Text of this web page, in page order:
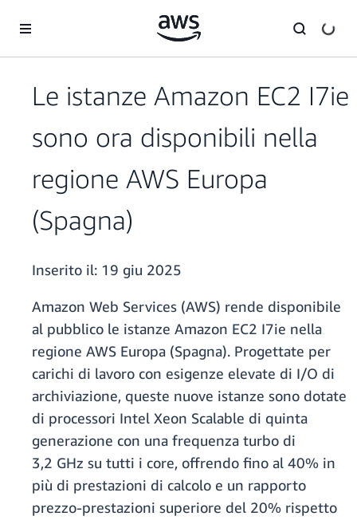
Le istanze Amazon EC2 I7ie
sono ora disponibili nella
regione AWS Europa
(Spagna)
Inserito il: 19 giu 2025
Amazon Web Services (AWS) rende disponibile
al pubblico le istanze Amazon EC2 I7ie nella
regione AWS Europa (Spagna). Progettate per
carichi di lavoro con esigenze elevate di I/O di
archiviazione, queste nuove istanze sono dotate
di processori Intel Xeon Scalable di quinta
generazione con una frequenza turbo di
3,2 GHz su tutti i core, offrendo fino al 40% in
più di prestazioni di calcolo e un rapporto
prezzo-prestazioni superiore del 20% rispetto